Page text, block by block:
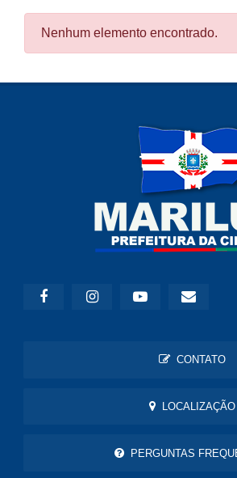
Nenhum elemento encontrado.
CONTATO
LOCALIZAÇÃO
PERGUNTAS